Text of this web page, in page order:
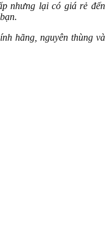
nhưng lại có giá rẻ đến
hãng, nguyên thùng và